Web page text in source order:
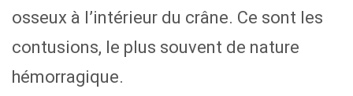
osseux à l’intérieur du crâne. Ce sont les
contusions, le plus souvent de nature
hémorragique.